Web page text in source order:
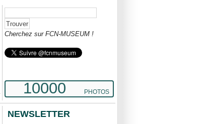
Cherchez sur FCN-MUSEUM !
10000 PHOTOS
NEWSLETTER